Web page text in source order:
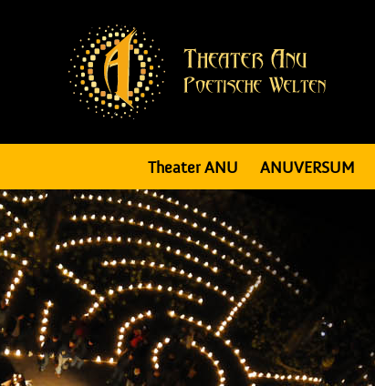
Theater ANU ANUVERSUM